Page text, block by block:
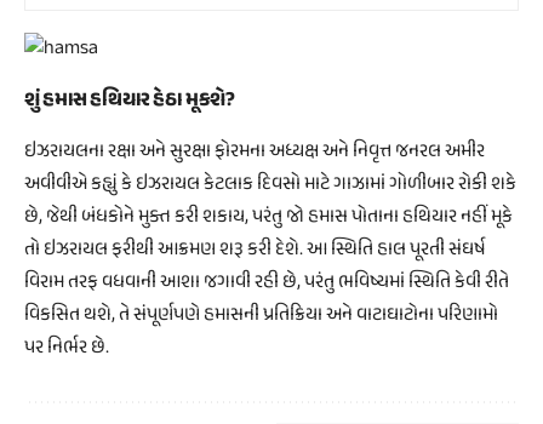
શું હમાસ હથિયાર હેઠા મૂકશે?
ઇઝરાયલના રક્ષા અને સુરક્ષા ફોરમના અધ્યક્ષ અને નિવૃત્ત જનરલ અમીર
અવીવીએ કહ્યું કે ઇઝરાયલ કેટલાક દિવસો માટે ગાઝામાં ગોળીબાર રોકી શકે
છે, જેથી બંધકોને મુક્ત કરી શકાય, પરંતુ જો હમાસ પોતાના હથિયાર નહીં મૂકે
તો ઇઝરાયલ ફરીથી આક્રમણ શરૂ કરી દેશે. આ સ્થિતિ હાલ પૂરતી સંઘર્ષ
વિરામ તરફ વધવાની આશા જગાવી રહી છે, પરંતુ ભવિષ્યમાં સ્થિતિ કેવી રીતે
વિકસિત થશે, તે સંપૂર્ણપણે હમાસની પ્રતિક્રિયા અને વાટાઘાટોના પરિણામો
પર નિર્ભર છે.